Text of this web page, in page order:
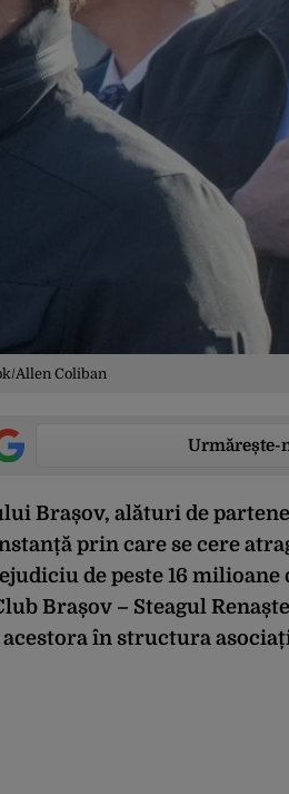
Allen Coliban
Urmărește-
Brașov, alături de
prin care se cere
de peste 16 milioane
Brașov – Steagul
în structura